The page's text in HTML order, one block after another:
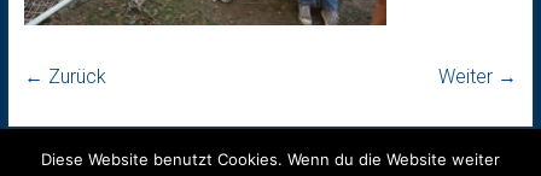
← Zurück Weiter →
Diese Website benutzt Cookies. Wenn du die Website weiter